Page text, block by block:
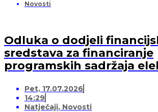
Novosti
Odluka o dodjeli
sredstava za financiranje
programskih sadržaja
medijskih usluga)
Pet, 17.07.2026
14:29
Natječaji, Novosti